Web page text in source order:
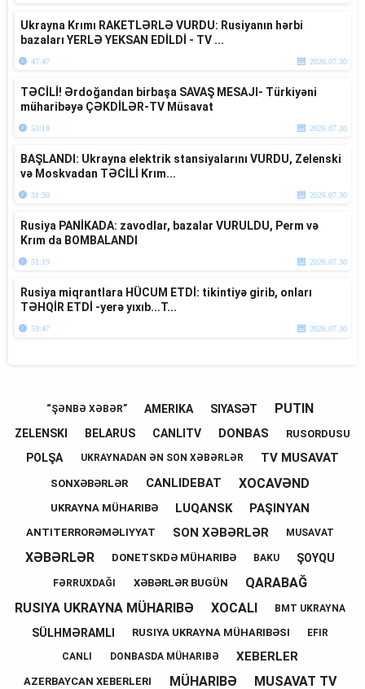
Ukrayna Krımı RAKETLƏRLƏ VURDU: Rusiyanın hərbi
bazaları YERLƏ YEKSAN EDİLDİ - TV ...
47:47 2026.07.30
TƏCİLİ! Ərdoğandan birbaşa SAVAŞ MESAJI- Türkiyəni
müharibəyə ÇƏKDİLƏR-TV Müsavat
53:18 2026.07.30
BAŞLANDI: Ukrayna elektrik stansiyalarını VURDU, Zelenski
və Moskvadan TƏCİLİ Krım...
31:30 2026.07.30
Rusiya PANİKADA: zavodlar, bazalar VURULDU, Perm və
Krım da BOMBALANDI
51:19 2026.07.30
Rusiya miqrantlara HÜCUM ETDİ: tikintiyə girib, onları
TƏHQİR ETDİ -yerə yıxıb...T...
59:47 2026.07.30
“ŞƏNBƏ XƏBƏR” AMERIKA SIYASƏT PUTIN
ZELENSKI BELARUS CANLITV DONBAS RUSORDUSU
POLŞA UKRAYNADAN ƏN SON XƏBƏRLƏR TV MUSAVAT
SONXƏBƏRLƏR CANLIDEBAT XOCAVƏND
UKRAYNA MÜHARIBƏ LUQANSK PAŞINYAN
ANTITERRORƏMƏLIYYAT SON XƏBƏRLƏR MUSAVAT
XƏBƏRLƏR DONETSKDƏ MÜHARIBƏ BAKU ŞOYQU
FƏRRUXDAĞI XƏBƏRLƏR BUGÜN
QARABAĞ
RUSIYA UKRAYNA MÜHARIBƏ
XOCALI BMT UKRAYNA
SÜLHMƏRAMLI RUSIYA UKRAYNA MÜHARIBƏSI EFIR
CANLI DONBASDA MÜHARIBƏ XEBERLER
AZERBAYCAN XEBERLERI MÜHARIBƏ MUSAVAT TV